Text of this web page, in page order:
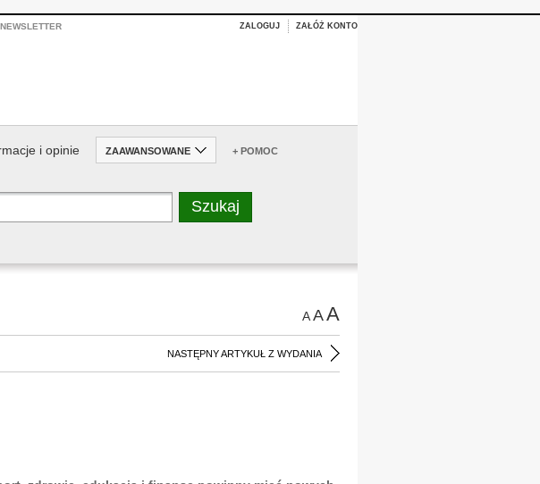
NEWSLETTER ZALOGUJ ZAŁÓŻ KONTO
i opinie ZAAWANSOWANE + POMOC
AAA
NASTĘPNY ARTYKUŁ Z WYDANIA